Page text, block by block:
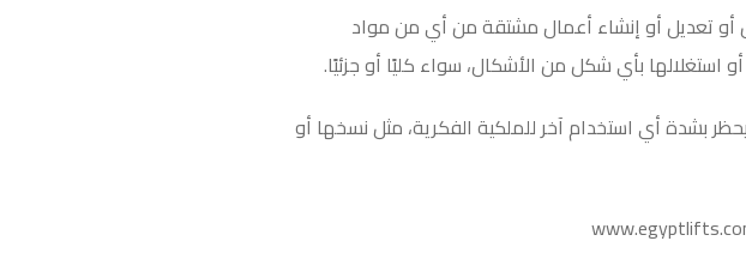
أو تعديل أو إنشاء أعمال مشتقة من أي من مواد
استغلالها بأي شكل من الأشكال، سواء كليًا أو جزئيًا.
بشدة أي استخدام آخر للملكية الفكرية، مثل نسخها أو